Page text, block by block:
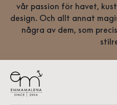
vår passion för havet,
design. Och allt annat
några av dem, som